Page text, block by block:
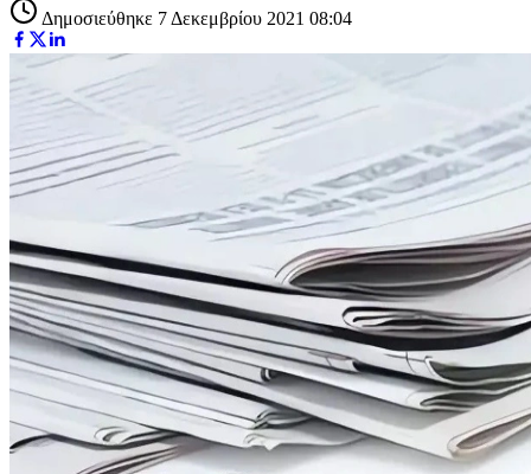
Δημοσιεύθηκε 7 Δεκεμβρίου 2021 08:04